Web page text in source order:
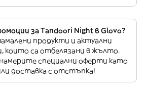
за Tandoori Night в Glovo?
продукти и актуални
които са отбелязани в жълто.
специални оферти като
доставка с отстъпка!